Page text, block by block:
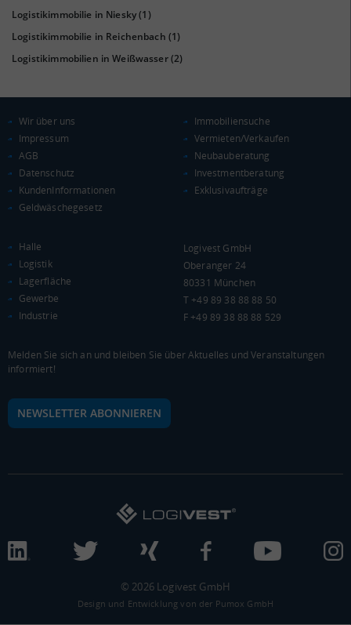
Euro pro Kopf
KAUFKRAFT - EURO PRO KOPF
0 €
20.484 €
Landkreis / Kreisfreie Stadt
Bundesland
Deutschland
WIRTSCHAFTSKRAFT (STAND: 2018)
BRUTTOINLANDSPRODUKT
Gesamt
6.746.392 Tsd. € 58.780 €
1.990.439 Tsd. €
BRUTTOWERTSCHÖPFUNG (DURCHSCHNITT)
Produzierendes Gewerbe
Logistikimmobilie in Niesky(1)
Logistikimmobilie in Reichenbach (1)
Logistikimmobilien in Weißwasser(2)
Wir über uns
Impressum
AGB
Datenschutz
KundenInformationen
Geldwäschegesetz
Immobiliensuche
Vermieten/Verkaufen
Neubauberatung
Investmentberatung
Exklusivaufträge
Halle
Logistik
Lagerfläche
Gewerbe
Industrie
Logivest GmbH
Oberanger 24
80331 München
T +49 89 38 88 88 50
F +49 89 38 88 88 529
Melden Sie sich an und bleiben Sie über Aktuelles und Veranstaltungen
informiert!
NEWSLETTER ABONNIEREN
© 2026 Logivest GmbH
Design und Entwicklung von der Pumox GmbH